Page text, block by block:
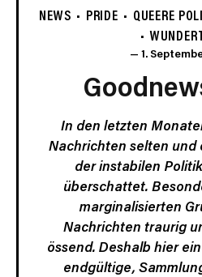
NEWS PRIDE QUEERE
1.
In den letzten
Nachrichten selten und
der instabilen
überschattet.
marginalisierten
Nachrichten traurig
össend. Deshalb hier
endgültige,